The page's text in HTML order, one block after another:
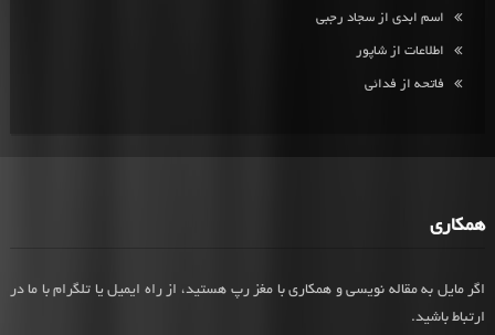
اسم ابدی از سجاد رجبی
اطلاعات از شاپور
فاتحه از فدائی
همکاری
اگر مایل به مقاله نویسی و همکاری با مغز رپ هستید، از راه ایمیل یا تلگرام با ما در
ارتباط باشید.